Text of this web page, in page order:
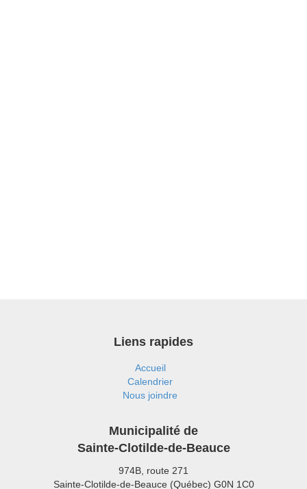
Liens rapides
Accueil
Calendrier
Nous joindre
Municipalité de
Sainte-Clotilde-de-Beauce
974B, route 271
Sainte-Clotilde-de-Beauce (Québec) G0N 1C0